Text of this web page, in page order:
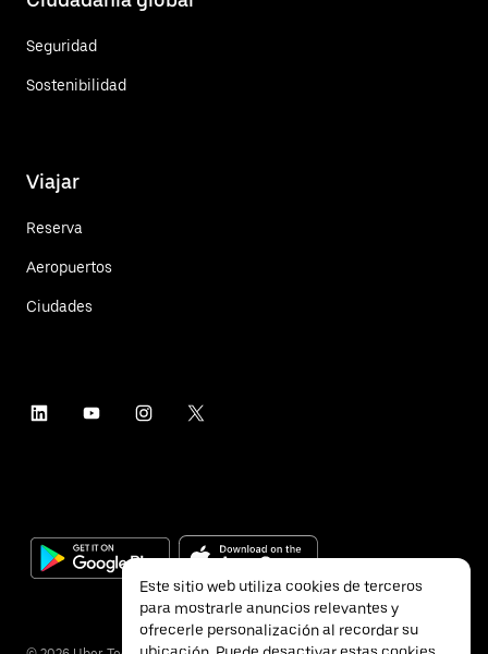
Seguridad
Sostenibilidad
Viajar
Reserva
Aeropuertos
Ciudades
Este sitio web utiliza cookies de terceros
para mostrarle anuncios relevantes y
ofrecerle personalización al recordar su